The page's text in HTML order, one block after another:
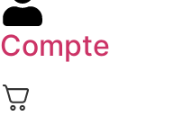
Compte